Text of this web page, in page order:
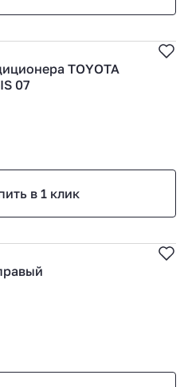
TOYOTA
07
в 1 клик